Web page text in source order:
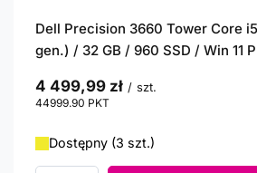
Dell Precision 3660 Tower Core
gen.) / 32 GB / 960 SSD / Win 11
4 499,99 zł / szt.
44999.90 PKT
Dostępny (3 szt.)